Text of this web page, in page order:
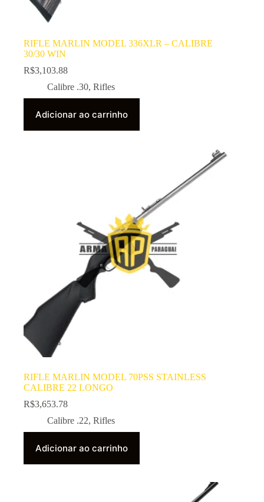
RIFLE MARLIN MODEL 336XLR – CALIBRE
30/30 WIN
R$3,103.88
Calibre .30, Rifles
Adicionar ao carrinho
RIFLE MARLIN MODEL 70PSS STAINLESS
CALIBRE 22 LONGO
R$3,653.78
Calibre .22, Rifles
Adicionar ao carrinho